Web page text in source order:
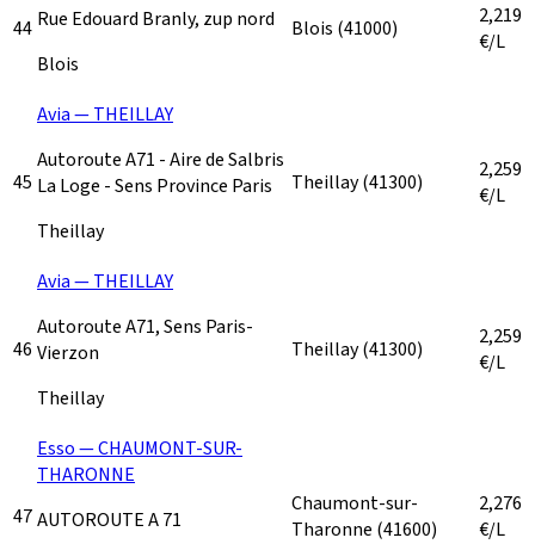
44 Rue Edouard Branly, zup nord
Blois
Blois (41000)
2,219
€/L
45
Avia — THEILLAY
Autoroute A71 - Aire de Salbris
La Loge - Sens Province Paris
Theillay
Theillay(41300)
2,259
€/L
46
Avia — THEILLAY
Autoroute A71, Sens Paris-
Vierzon
Theillay
Theillay(41300)
2,259
€/L
47
Esso — CHAUMONT-SUR-
THARONNE
AUTOROUTE A 71
Chaumont-sur-
Tharonne (41600)
2,276
€/L